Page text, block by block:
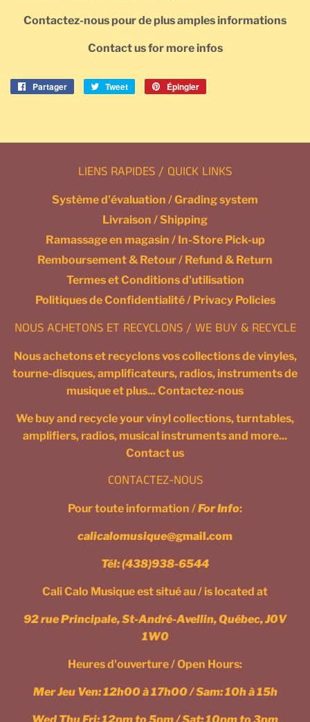
Contactez-nous pour de plus amples informations
Contact us for more infos
Partager
PartagerTweet
Tweeter
Épingler
LIENS RAPIDES / QUICK LINKS
Système d'évaluation / Grading system
Livraison / Shipping
Ramassage en magasin / In-Store Pick-up
Remboursement & Retour / Refund & Return
Termes et Conditions d'utilisation
Politiques de Confidentialité / Privacy Policies
NOUS ACHETONS ET RECYCLONS / WE BUY & RECYCLE
Nous achetons et recyclons vos collections de vinyles,
tourne-disques, amplificateurs, radios, instruments de
musique et plus... Contactez-nous
We buy and recycle your vinyl collections, turntables,
amplifiers, radios, musical instruments and more...
Contact us
CONTACTEZ-NOUS
Pour toute information /For Info:
calicalomusique@gmail.com
Tél:(438)938-6544
Cali Calo Musique est situé au / is located at
92 rue Principale, St-André-Avellin, Québec, J0V
1W0
Heures d'ouverture / Open Hours:
Mer Jeu Ven: 12h00 à 17h00 / Sam: 10h à 15h
Wed Thu Fri: 12pm to 5pm / Sat: 10pm to 3pm